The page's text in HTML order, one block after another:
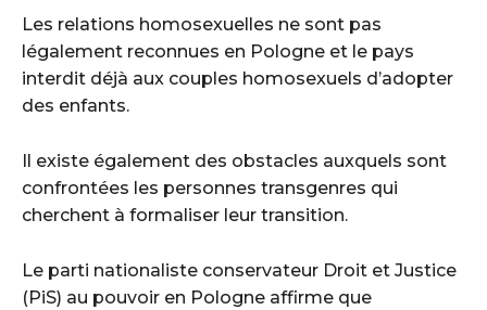
Les relations homosexuelles ne sont pas
légalement reconnues en Pologne et le pays
interdit déjà aux couples homosexuels d’adopter
des enfants.
Il existe également des obstacles auxquels sont
confrontées les personnes transgenres qui
cherchent à formaliser leur transition.
Le parti nationaliste conservateur Droit et Justice
(PiS) au pouvoir en Pologne affirme que